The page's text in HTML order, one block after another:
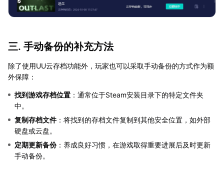
三. 手动备份的补充方法
除了使用UU云存档功能外，玩家也可以采取手动备份的方式作为额
外保障：
找到游戏存档位置 ：通常位于Steam安装目录下的特定文件夹
中。
复制存档文件：将找到的存档文件复制到其他安全位置，如外部
硬盘或云盘。
定期更新备份：养成良好习惯，在游戏取得重要进展后及时更新
手动备份。